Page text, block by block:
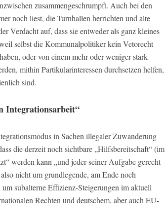
zusammengeschrumpft. Auch bei den
noch liest, die Turnhallen herrichten und alte
Verdacht auf, dass sie entweder als ganz kleines
selbst die Kommunalpolitiker kein Vetorecht
oder von einem mehr oder weniger stark
mithin Partikularinteressen durchsetzen helfen,
sind.
Integrationsarbeit“
in Sachen illegaler Zuwanderung
die derzeit noch sichtbare „Hilfsbereitschaft“ (im
werden kann „und jeder seiner Aufgabe gerecht
nicht um grundlegende, am Ende noch
subalterne Effizienz-Steigerungen im aktuell
Rechten und deutschem, aber auch EU-